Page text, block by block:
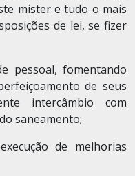
mister e tudo o mais
de lei, se fizer
pessoal, fomentando
de seus
intercâmbio com
saneamento;
de melhorias